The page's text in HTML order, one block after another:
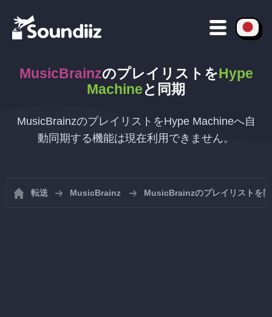
MusicBrainzのプレイリストをHype
Machineと同期
MusicBrainzのプレイリストをHype Machineへ自
動同期する機能は現在利用できません。
転送 MusicBrainz MusicBrainzのプレイリストを